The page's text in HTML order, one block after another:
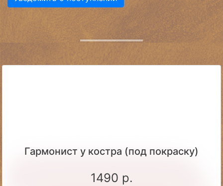
Гармонист у костра (под покраску)
1490 р.